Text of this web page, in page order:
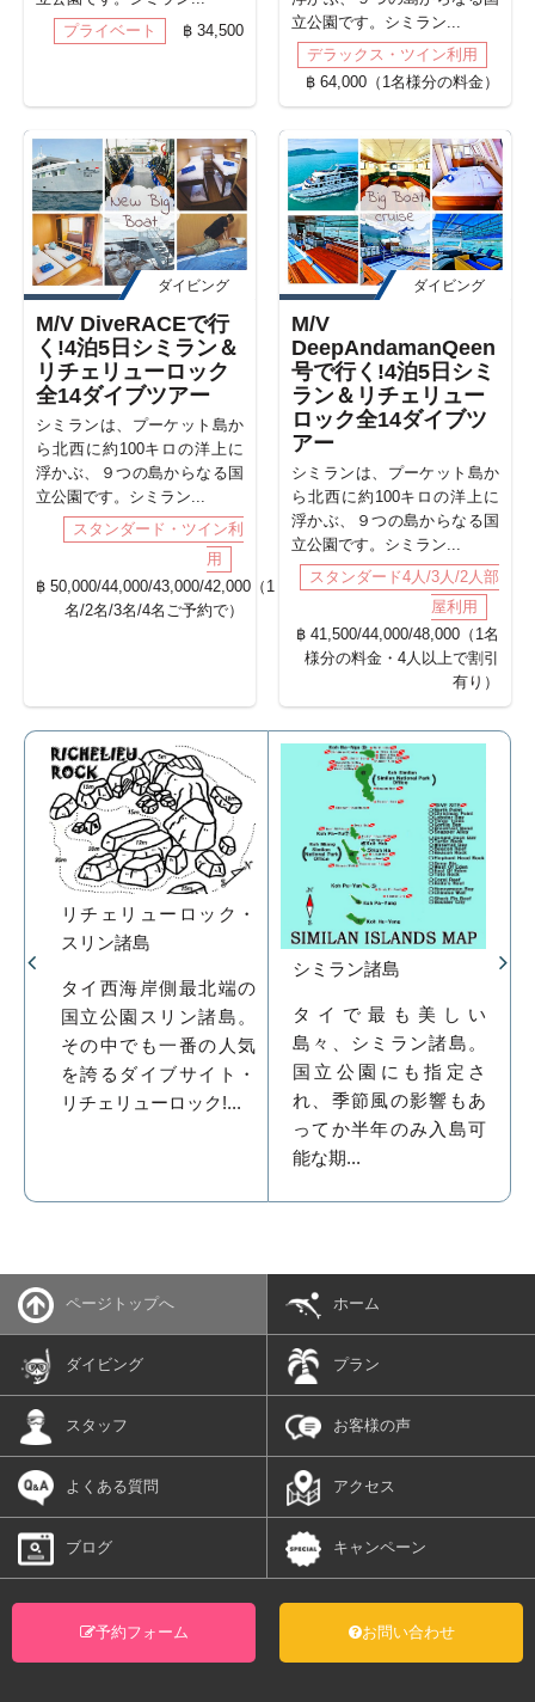
プライベート
฿ 34,500
立公園です。シミラン...
デラックス・ツイン利用
฿ 64,000（1名様分の料金）
ダイビング
M/V DiveRACEで行
く!4泊5日シミラン＆
リチェリューロック
全14ダイブツアー
シミランは、プーケット島か
ら北西に約100キロの洋上に
浮かぶ、９つの島からなる国
立公園です。シミラン...
スタンダード・ツイン利
用
฿ 50,000/44,000/43,000/42,000（1
名/2名/3名/4名ご予約で）
ダイビング
M/V
DeepAndamanQeen
号で行く!4泊5日シミ
ラン＆リチェリュー
ロック全14ダイブツ
アー
シミランは、プーケット島か
ら北西に約100キロの洋上に
浮かぶ、９つの島からなる国
立公園です。シミラン...
スタンダード4人/3人/2人部
屋利用
฿ 41,500/44,000/48,000（1名
様分の料金・4人以上で割引
有り）
シミラン諸島
タイで最も美しい
島々、シミラン諸島。
国立公園にも指定さ
れ、季節風の影響もあ
ってか半年のみ入島可
能な期...
リチェリューロック・
スリン諸島
タイ西海岸側最北端の
国立公園スリン諸島。
その中でも一番の人気
を誇るダイブサイト・
リチェリューロック!...
ページトップへ ホーム
ダイビング プラン
スタッフ お客様の声
よくある質問 アクセス
ブログ キャンペーン
予約フォーム お問い合わせ